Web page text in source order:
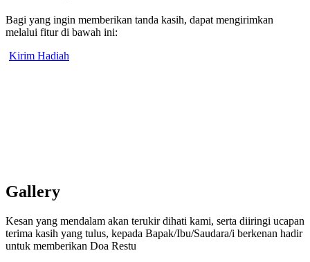
Bagi yang ingin memberikan tanda kasih, dapat mengirimkan
melalui fitur di bawah ini:
Kirim Hadiah
Gallery
Kesan yang mendalam akan terukir dihati kami, serta diiringi ucapan
terima kasih yang tulus, kepada Bapak/Ibu/Saudara/i berkenan hadir
untuk memberikan Doa Restu